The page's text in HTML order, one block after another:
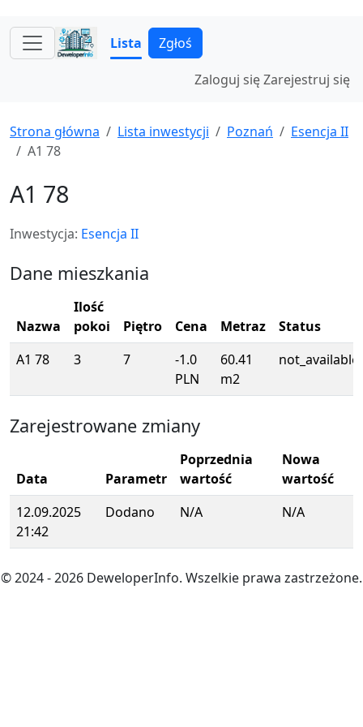
Lista Zgłoś
Zaloguj sięZarejestruj się
Strona główna Lista inwestycji Poznań
Esencja II
A1 78
A1 78
Inwestycja: Esencja II
Dane mieszkania
Nazwa
Ilość
pokoi
Piętro Cena Metraz
Status
A1 78
3 7
-1.0
PLN
60.41
m2
not_available
Zarejestrowane zmiany
Data Parametr
Poprzednia
wartość
Nowa
wartość
12.09.2025
21:42
Dodano N/A N/A
© 2024- 2026 DeweloperInfo. Wszelkie prawa zastrzeżone.